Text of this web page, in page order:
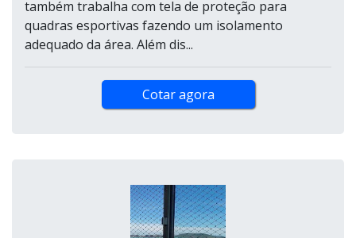
também trabalha com tela de proteção para
quadras esportivas fazendo um isolamento
adequado da área. Além dis...
Cotar agora